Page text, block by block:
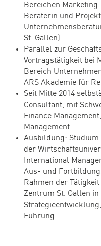
Bereichen
Beraterin und
St. Gallen)
Parallel zur
Vortragstätigkeit bei
Bereich
ARS Akademie für
Seit Mitte 2014
Consultant, mit
Finance
Management
Ausbildung: Studium
der
International
Aus- und
Rahmen der
Zentrum St. Gallen
Führung